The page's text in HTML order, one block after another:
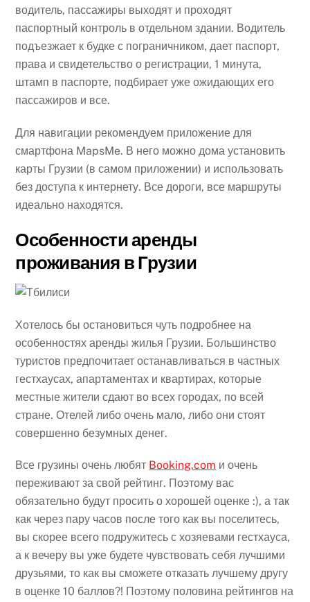
водитель, пассажиры выходят и проходят
паспортный контроль в отдельном здании. Водитель
подъезжает к будке с пограничником, дает паспорт,
права и свидетельство о регистрации, 1 минута,
штамп в паспорте, подбирает уже ожидающих его
пассажиров и все.
Для навигации рекомендуем приложение для
смартфона MapsMe. В него можно дома установить
карты Грузии (в самом приложении) и использовать
без доступа к интернету. Все дороги, все маршруты
идеально находятся.
Особенности аренды
проживания в Грузии
Хотелось бы остановиться чуть подробнее на
особенностях аренды жилья Грузии. Большинство
туристов предпочитает останавливаться в частных
гестхаусах, апартаментах и квартирах, которые
местные жители сдают во всех городах, по всей
стране. Отелей либо очень мало, либо они стоят
совершенно безумных денег.
Все грузины очень любят Booking.com и очень
переживают за свой рейтинг. Поэтому вас
обязательно будут просить о хорошей оценке :), а так
как через пару часов после того как вы поселитесь,
вы скорее всего подружитесь с хозяевами гестхауса,
а к вечеру вы уже будете чувствовать себя лучшими
друзьями, то как вы сможете отказать лучшему другу
в оценке 10 баллов?! Поэтому половина рейтингов на